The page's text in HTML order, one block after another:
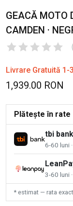
GEACĂ MOTO
CAMDEN ·
(
Livrare Gratuită
1,939.00 RON
Plătește în rate
tbi bank
6-60 luni
3-60 luni
* estimat — rata